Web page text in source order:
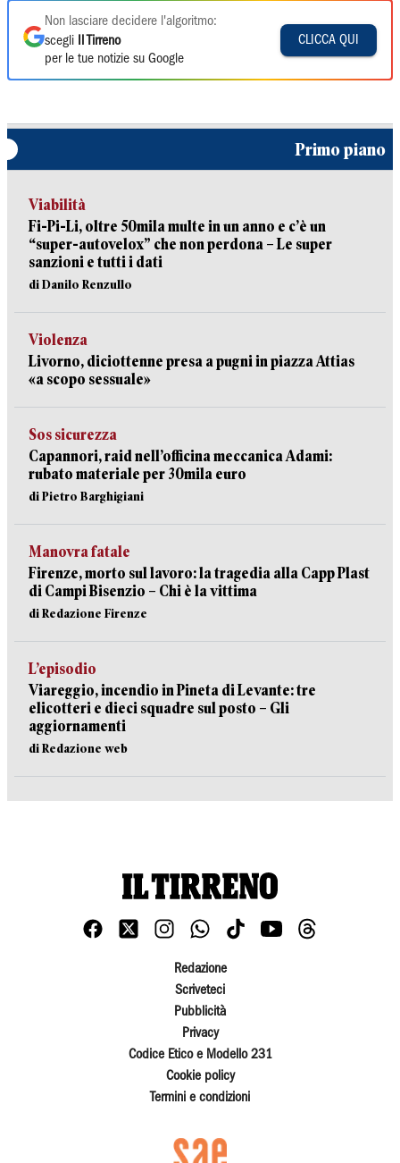
Non lasciare decidere l'algoritmo:
scegli
Il Tirreno
per le tue notizie su Google
CLICCA QUI
Primo piano
Viabilità
Fi-Pi-Li, oltre 50mila multe in un anno e c’è un
“super-autovelox” che non perdona – Le super
sanzioni e tutti i dati
di Danilo Renzullo
Violenza
Livorno, diciottenne presa a pugni in piazza Attias
«a scopo sessuale»
Sos sicurezza
Capannori, raid nell’officina meccanica Adami:
rubato materiale per 30mila euro
di Pietro Barghigiani
Manovra fatale
Firenze, morto sul lavoro: la tragedia alla Capp Plast
di Campi Bisenzio – Chi è la vittima
di Redazione Firenze
L’episodio
Viareggio, incendio in Pineta di Levante: tre
elicotteri e dieci squadre sul posto – Gli
aggiornamenti
di Redazione web
Redazione
Scriveteci
Pubblicità
Privacy
Codice Etico e Modello 231
Cookie policy
Termini e condizioni